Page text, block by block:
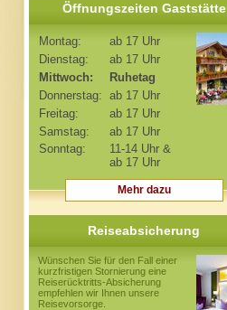
Öffnungszeiten Gaststätte
Montag:
ab 17 Uhr
Dienstag:
ab 17 Uhr
Mittwoch:
Ruhetag
Donnerstag: ab 17 Uhr
Freitag:
ab 17 Uhr
Samstag:
ab 17 Uhr
Sonntag:
11-14 Uhr &
ab 17 Uhr
Mehr dazu
Reiseabsicherung
Wünschen Sie für den Fall einer
kurzfristigen Stornierung eine
Reiserücktritts-Absicherung
empfehlen wir Ihnen unsere
Reisevorsorge.